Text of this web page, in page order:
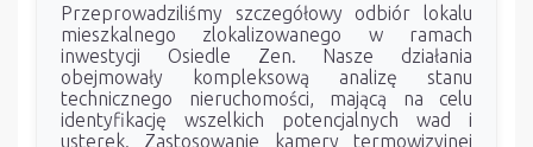
Przeprowadziliśmy szczegółowy odbiór lokalu
mieszkalnego zlokalizowanego w ramach
inwestycji Osiedle Zen. Nasze działania
obejmowały kompleksową analizę stanu
technicznego nieruchomości, mającą na celu
identyfikację wszelkich potencjalnych wad i
usterek. Zastosowanie kamery termowizyjnej